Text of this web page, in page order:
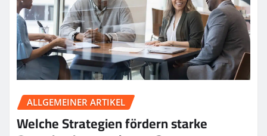
ALLGEMEINER ARTIKEL
Welche Strategien fördern starke